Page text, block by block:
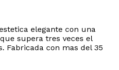
elegante con una
supera tres veces el
Fabricada con mas del 35